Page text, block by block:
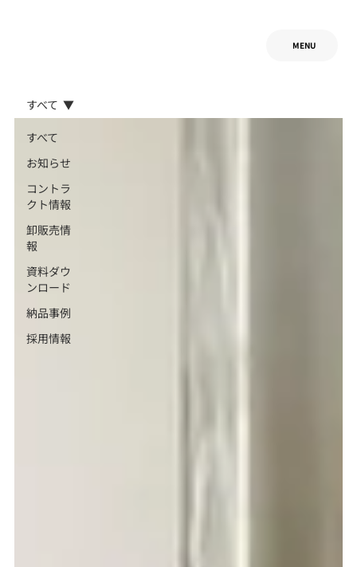
MENU
すべて
お知らせ
コントラ
クト情報
卸販売情
報
資料ダウ
ンロード
納品事例
採用情報
すべて